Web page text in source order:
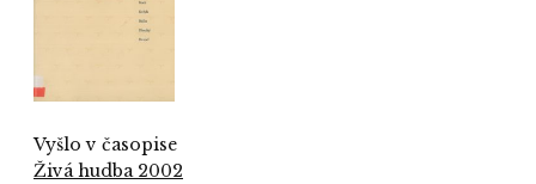
Vyšlo v časopise
Živá hudba 2002